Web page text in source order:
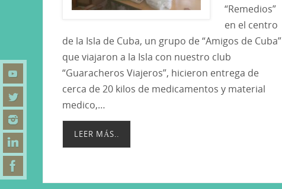
“Remedios”
en el centro
de la Isla de Cuba, un grupo de “Amigos de Cuba”
que viajaron a la Isla con nuestro club
“Guaracheros Viajeros”, hicieron entrega de
cerca de 20 kilos de medicamentos y material
medico,…
LEER MÁS..